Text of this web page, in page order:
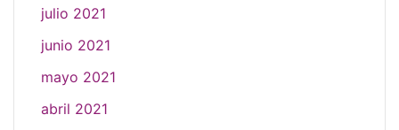
julio 2021
junio 2021
mayo 2021
abril 2021